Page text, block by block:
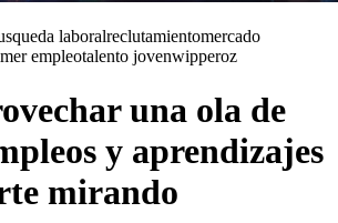
laboralreclutamientomercado
empleotalento jovenwipperoz
una ola de
y aprendizajes
mirando